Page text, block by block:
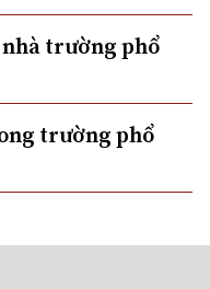
trường phổ
trường phổ